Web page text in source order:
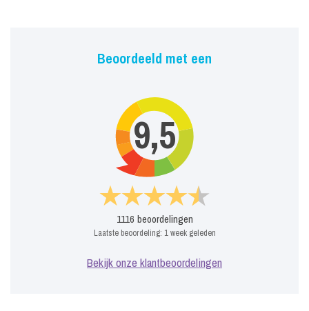
Beoordeeld met een
9,5
1116 beoordelingen
Laatste beoordeling: 1 week geleden
Bekijk onze klantbeoordelingen